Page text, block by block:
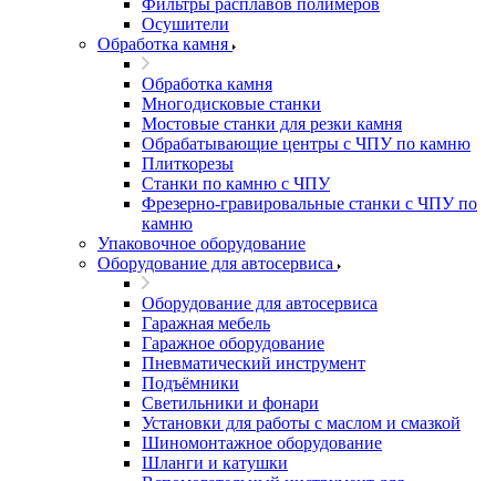
Фильтры расплавов полимеров
Осушители
Обработка камня
Обработка камня
Многодисковые станки
Мостовые станки для резки камня
Обрабатывающие центры с ЧПУ по камню
Плиткорезы
Станки по камню с ЧПУ
Фрезерно-гравировальные станки с ЧПУ по
камню
Упаковочное оборудование
Оборудование для автосервиса
Оборудование для автосервиса
Гаражная мебель
Гаражное оборудование
Пневматический инструмент
Подъёмники
Светильники и фонари
Установки для работы с маслом и смазкой
Шиномонтажное оборудование
Шланги и катушки